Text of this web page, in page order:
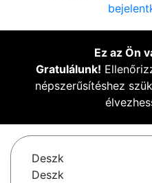
Ez az Ön
Gratulálunk!
népszerűsítéshez
Deszk
Deszk